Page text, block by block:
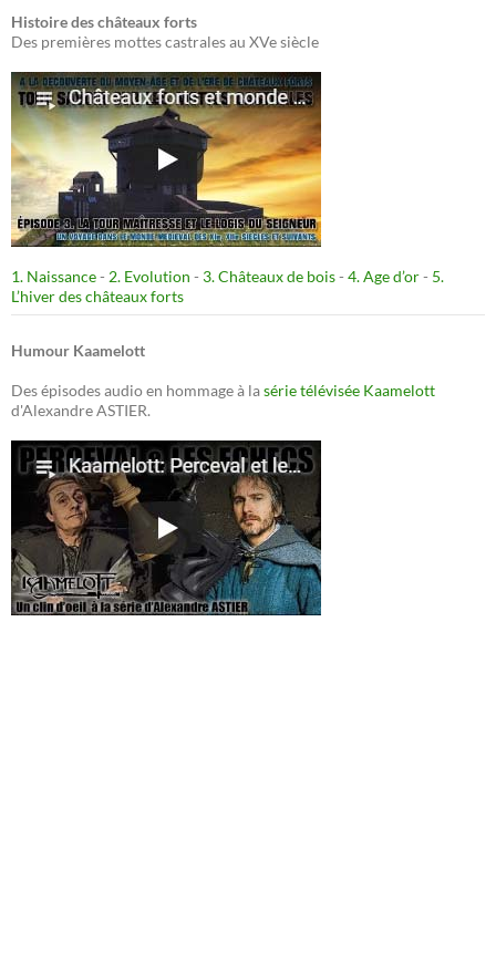
Histoire des châteaux forts
Des premières mottes castrales au XVe siècle
1. Naissance- 2. Evolution - 3. Châteaux de bois- 4. Age d’or- 5.
L’hiver des châteaux forts
Humour Kaamelott
Des épisodes audio en hommage à lasérie télévisée Kaamelott
d'Alexandre ASTIER.